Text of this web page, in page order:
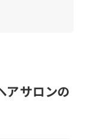
アサロンの